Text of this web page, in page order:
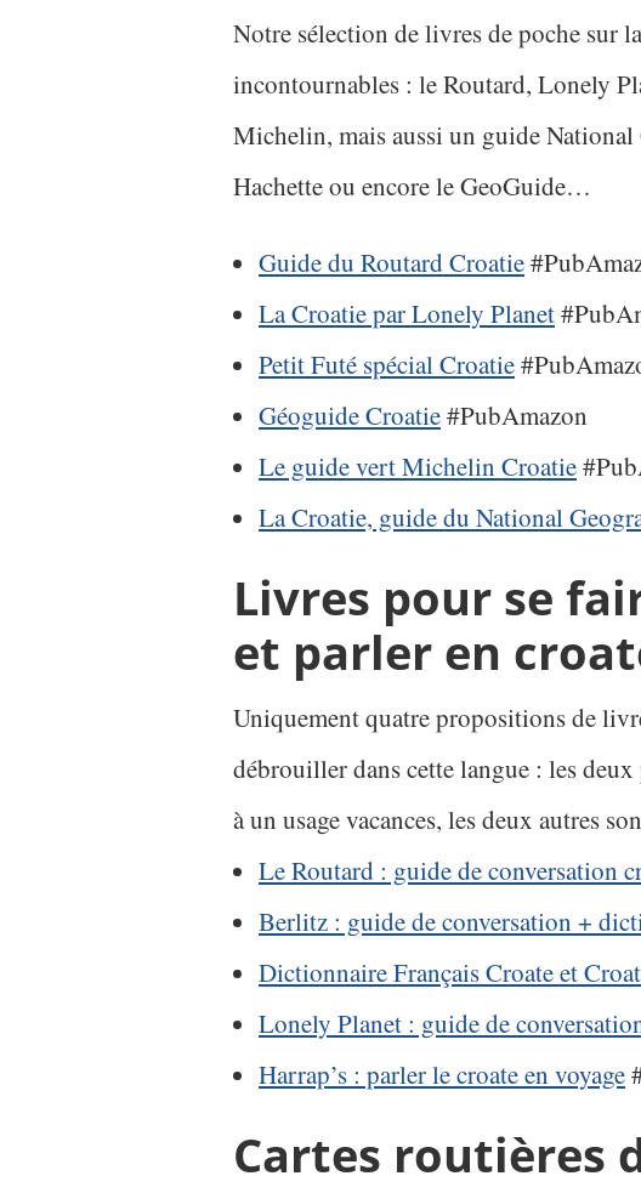
Notre sélection de livres de poche sur
incontournables : le Routard, Lonely
Michelin, mais aussi un guide
Hachette ou encore le GeoGuide…
Guide du Routard Croatie
La Croatie par Lonely Planet
Petit Futé spécial Croatie
Géoguide Croatie#PubAmazon
Le guide vert Michelin Croatie
La Croatie, guide du National
Livres pour se
et parler en
Uniquement quatre propositions de
débrouiller dans cette langue : les
à un usage vacances, les deux autres
Le Routard : guide de conversation
Berlitz : guide de conversation +
Dictionnaire Français Croate et
Lonely Planet : guide de
Harrap’s : parler le croate en voyage
Cartes routières